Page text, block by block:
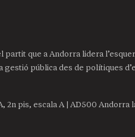
partit que a Andorra lidera
pública des de polítiques
2n pis, escala A | AD500 Andorra